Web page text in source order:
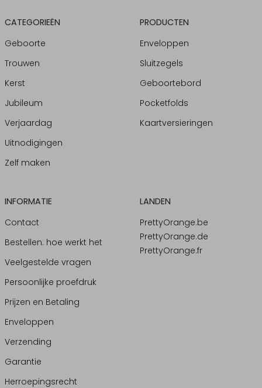
CATEGORIEËN
Geboorte
Trouwen
Kerst
Jubileum
Verjaardag
Uitnodigingen
Zelf maken
PRODUCTEN
Enveloppen
Sluitzegels
Geboortebord
Pocketfolds
Kaartversieringen
INFORMATIE
Contact
Bestellen: hoe werkt het
Veelgestelde vragen
Persoonlijke proefdruk
Prijzen en Betaling
Enveloppen
Verzending
Garantie
Herroepingsrecht
LANDEN
PrettyOrange.be
PrettyOrange.de
PrettyOrange.fr